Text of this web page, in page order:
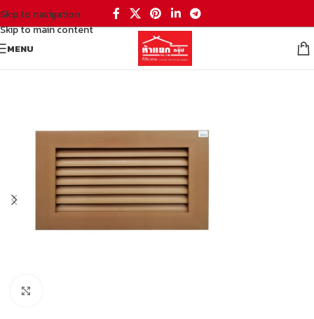
Skip to navigation
Skip to main content
MENU
/ช่องระบายอากาศ